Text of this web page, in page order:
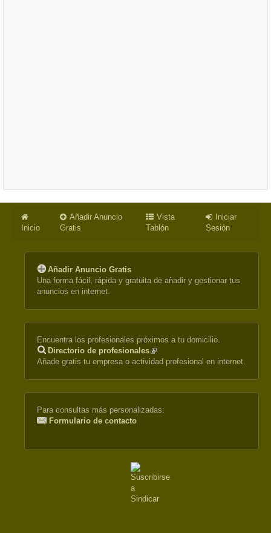
Inicio
Añadir Anuncio
Gratis
Vista
Tablón
Iniciar
Sesión
Añadir Anuncio Gratis
Una forma fácil, rápida y gratuita de añadir y gestionar tus
anuncios en internet.
Encuentra los profesionales próximos a tu domicilio.
Directorio de profesionales(link
is
Añade gratis tu empresa o actividad profesional en internet.
Para consultas más personalizadas:
Formulario de contacto